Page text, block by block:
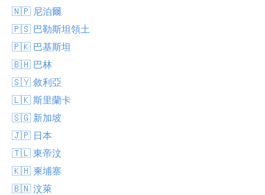
🇳🇵 尼泊爾
🇵🇸 巴勒斯坦領土
🇵🇰 巴基斯坦
🇧🇭 巴林
🇸🇾 敘利亞
🇱🇰 斯里蘭卡
🇸🇬 新加坡
🇯🇵 日本
🇹🇱 東帝汶
🇰🇭 柬埔寨
🇧🇳 汶萊